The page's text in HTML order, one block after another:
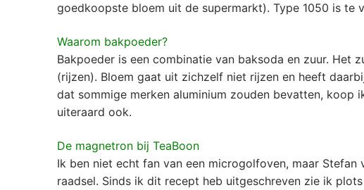
goedkoopste bloem uit de supermarkt). Type 1050 is te
Waarom bakpoeder?
Bakpoeder is een combinatie van baksoda en zuur. Het
(rijzen). Bloem gaat uit zichzelf niet rijzen en heeft
dat sommige merken aluminium zouden bevatten, koop
uiteraard ook.
De magnetron bij TeaBoon
Ik ben niet echt fan van een microgolfoven, maar
raadsel. Sinds ik dit recept heb uitgeschreven zie ik